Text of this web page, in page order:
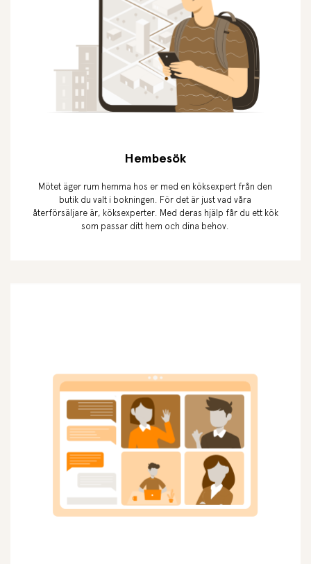
Hembesök
Mötet äger rum hemma hos er med en köksexpert från den
butik du valt i bokningen. För det är just vad våra
återförsäljare är, köksexperter. Med deras hjälp får du ett kök
som passar ditt hem och dina behov.